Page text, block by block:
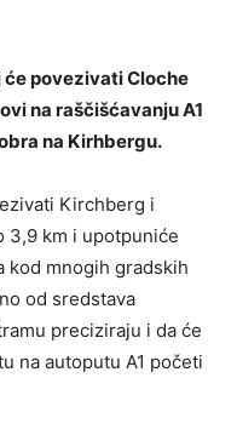
povezivati ​​Cloche
na raščišćavanju A1
na Kirhbergu.
​​Kirchberg i
3,9 km i upotpuniće
kod mnogih gradskih
od sredstava
preciziraju i da će
na autoputu A1 početi